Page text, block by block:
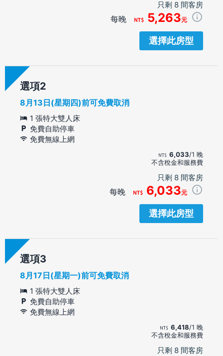
只剩 8 間客房
每晚 5,263元
選擇此房型
選項
8月13日(星期四)前可免費取消
1 張特大雙人床
免費自助停車
免費無線上網
6,033/1 晚
不含稅金和服務費
只剩 8 間客房
每晚 6,033元
選擇此房型
選項
8月17日(星期一)前可免費取消
1 張特大雙人床
免費自助停車
免費無線上網
6,418/1 晚
不含稅金和服務費
只剩 8 間客房